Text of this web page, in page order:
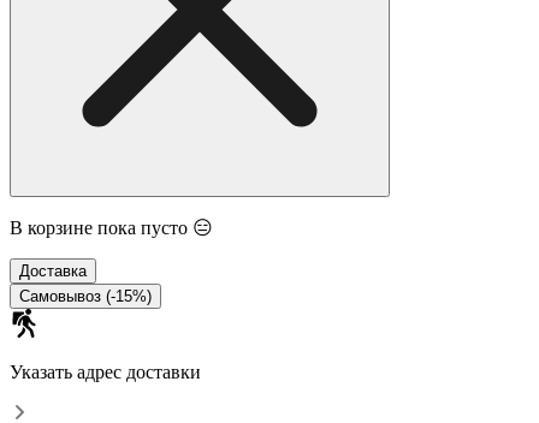
В корзине пока пусто 😑
Доставка
Самовывоз (-15%)
Указать адрес доставки